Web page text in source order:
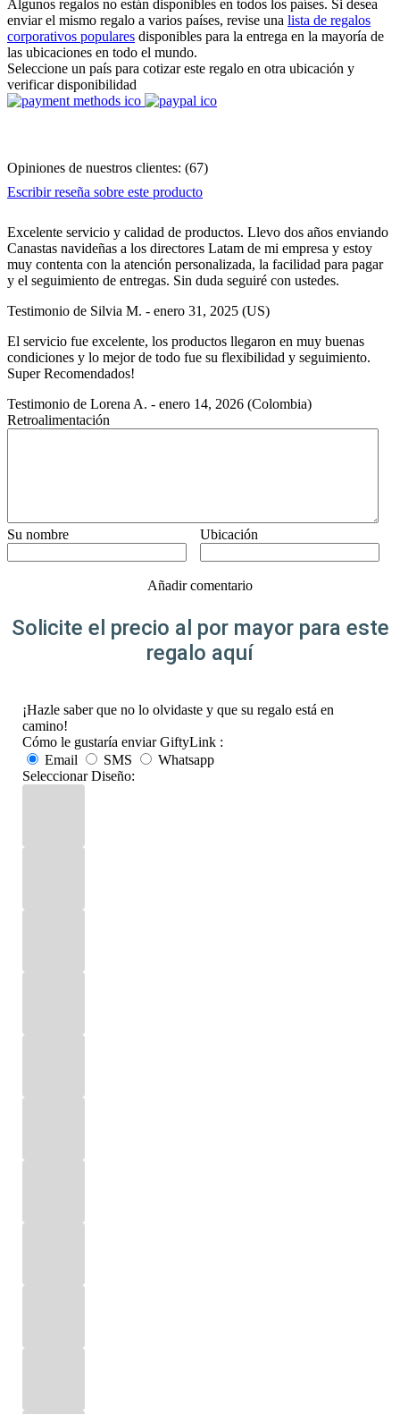
Algunos regalos no están disponibles en todos los países. Si desea
enviar el mismo regalo a varios países, revise una lista de regalos
corporativos populares disponibles para la entrega en la mayoría de
las ubicaciones en todo el mundo.
Seleccione un país para cotizar este regalo en otra ubicación y
verificar disponibilidad
Opiniones de nuestros clientes: (67)
Escribir reseña sobre este producto
Excelente servicio y calidad de productos. Llevo dos años enviando
Canastas navideñas a los directores Latam de mi empresa y estoy
muy contenta con la atención personalizada, la facilidad para pagar
y el seguimiento de entregas. Sin duda seguiré con ustedes.
Testimonio de Silvia M. - enero 31, 2025 (US)
El servicio fue excelente, los productos llegaron en muy buenas
condiciones y lo mejor de todo fue su flexibilidad y seguimiento.
Super Recomendados!
Testimonio de Lorena A. - enero 14, 2026 (Colombia)
Retroalimentación
Su nombre Ubicación
Añadir comentario
Solicite el precio al por mayor para este
regalo aquí
¡Hazle saber que no lo olvidaste y que su regalo está en
camino!
Cómo le gustaría enviar GiftyLink :
Email
SMS
Whatsapp
Seleccionar Diseño: